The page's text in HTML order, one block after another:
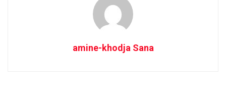
amine-khodja Sana